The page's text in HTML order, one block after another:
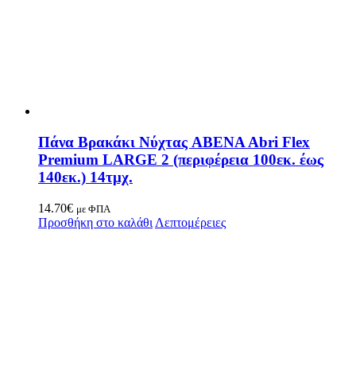
Πάνα Βρακάκι Νύχτας ABENA Abri Flex
Premium LARGE 2 (περιφέρεια 100εκ. έως
140εκ.) 14τμχ.
14.70€ με ΦΠΑ
Προσθήκη στο καλάθι Λεπτομέρειες